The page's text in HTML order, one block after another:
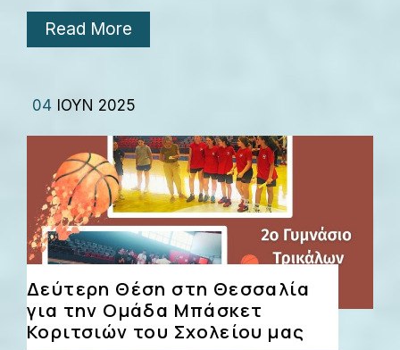
Read More
04 ΙΟΎΝ 2025
Δεύτερη Θέση στη Θεσσαλία
για την Ομάδα Μπάσκετ
Κοριτσιών του Σχολείου μας